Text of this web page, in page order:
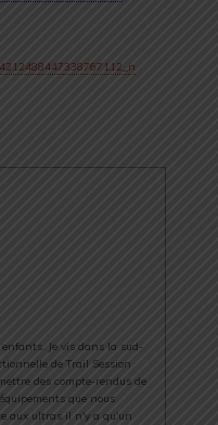
Je vis dans la sud-
de Trail Session
des compte-rendus de
que nous
aux ultras il n'y a qu'un